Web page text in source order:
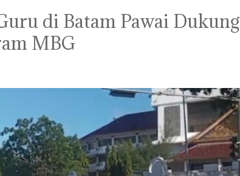
di Batam Pawai Dukung
MBG